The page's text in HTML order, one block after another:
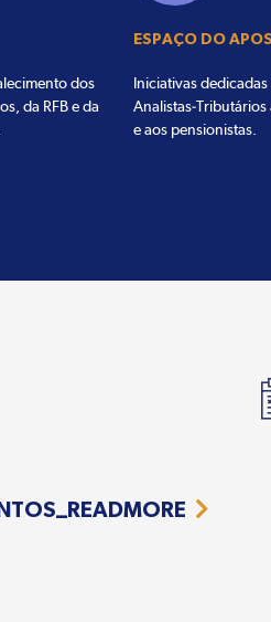
dos
da RFB e da
ESPAÇO DO
Iniciativas dedicadas
Analistas-
e aos pensionistas.